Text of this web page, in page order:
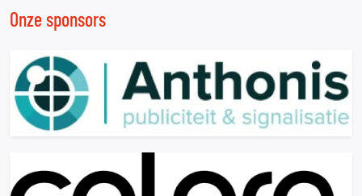
Onze sponsors